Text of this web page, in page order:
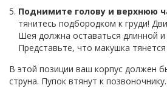
Поднимите голову и верхнюю
тянитесь подбородком к груди!
Шея должна оставаться длинной и
Представьте, что макушка
В этой позиции ваш корпус должен
струна. Пупок втянут к